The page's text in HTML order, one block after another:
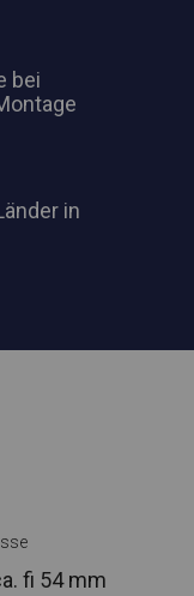
bei
in
fi 54 mm